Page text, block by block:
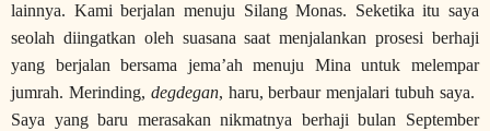
lainnya. Kami berjalan menuju Silang Monas. Seketika itu saya
seolah diingatkan oleh suasana saat menjalankan prosesi berhaji
yang berjalan bersama jema’ah menuju Mina untuk melempar
jumrah. Merinding, degdegan, haru, berbaur menjalari tubuh saya.
Saya yang baru merasakan nikmatnya berhaji bulan September